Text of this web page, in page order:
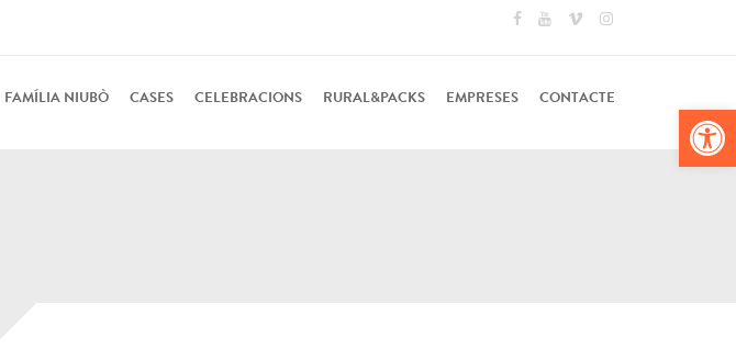
FAMÍLIA NIUBÒ CASES CELEBRACIONS RURAL&PACKS EMPRESES CONTACTE